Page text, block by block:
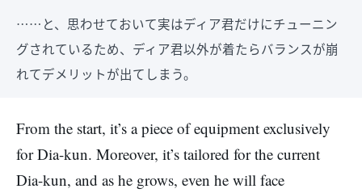
……と、思わせておいて実はディア君だけにチューニン
グされているため、ディア君以外が着たらバランスが崩
れてデメリットが出てしまう。
From the start, it’s a piece of equipment exclusively
for Dia-kun. Moreover, it’s tailored for the current
Dia-kun, and as he grows, even he will face